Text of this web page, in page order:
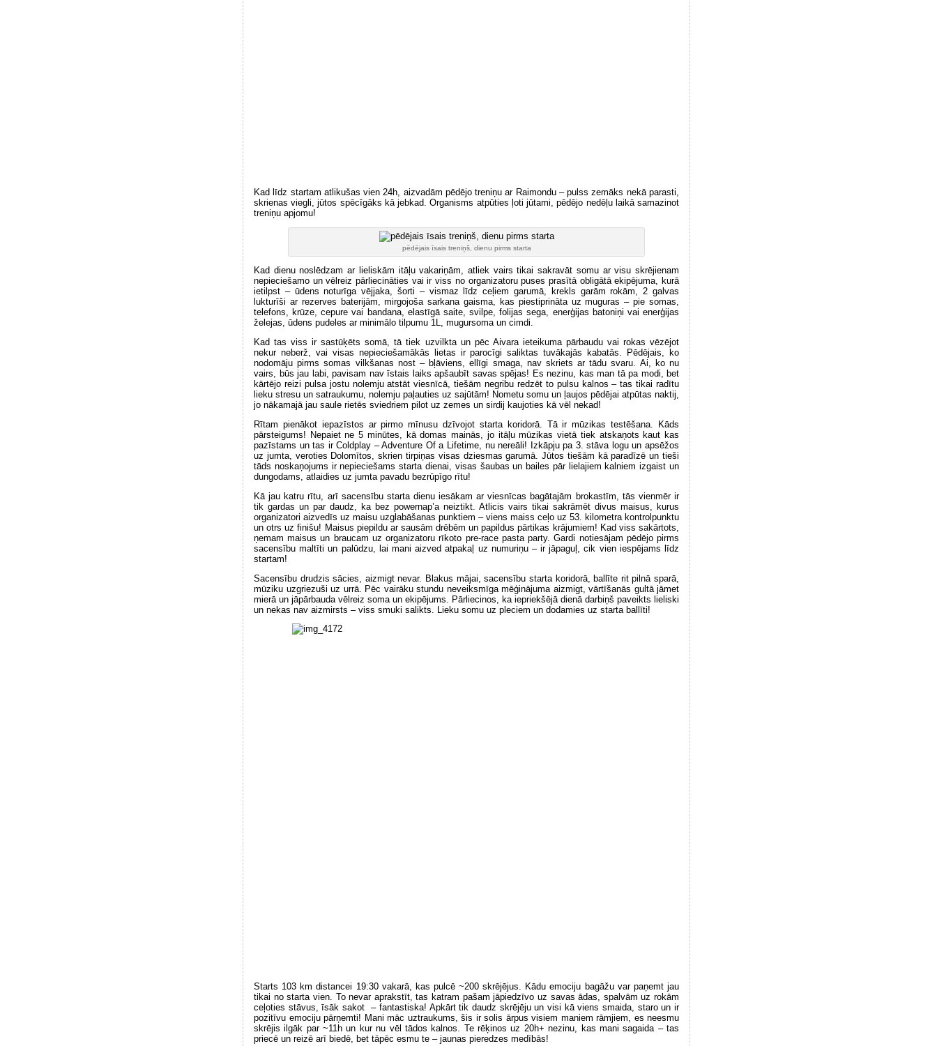
Kad līdz startam atlikušas vien 24h, aizvadām pēdējo treniņu ar Raimondu – pulss zemāks nekā parasti,
skrienas viegli, jūtos spēcīgāks kā jebkad. Organisms atpūties ļoti jūtami, pēdējo nedēļu laikā samazinot
treniņu apjomu!
pēdējais īsais treniņš, dienu pirms starta
Kad dienu noslēdzam ar lieliskām itāļu vakariņām, atliek vairs tikai sakravāt somu ar visu skrējienam
nepieciešamo un vēlreiz pārliecināties vai ir viss no organizatoru puses prasītā obligātā ekipējuma, kurā
ietilpst – ūdens noturīga vējjaka, šorti – vismaz līdz ceļiem garumā, krekls garām rokām, 2 galvas
lukturīši ar rezerves baterijām, mirgojoša sarkana gaisma, kas piestiprināta uz muguras – pie somas,
telefons, krūze, cepure vai bandana, elastīgā saite, svilpe, folijas sega, enerģijas batoniņi vai enerģijas
želejas, ūdens pudeles ar minimālo tilpumu 1L, mugursoma un cimdi.
Kad tas viss ir sastūķēts somā, tā tiek uzvilkta un pēc Aivara ieteikuma pārbaudu vai rokas vēzējot
nekur neberž, vai visas nepieciešamākās lietas ir parocīgi saliktas tuvākajās kabatās. Pēdējais, ko
nodomāju pirms somas vilkšanas nost – bļāviens, ellīgi smaga, nav skriets ar tādu svaru. Ai, ko nu
vairs, būs jau labi, pavisam nav īstais laiks apšaubīt savas spējas! Es nezinu, kas man tā pa modi, bet
kārtējo reizi pulsa jostu nolemju atstāt viesnīcā, tiešām negribu redzēt to pulsu kalnos – tas tikai radītu
lieku stresu un satraukumu, nolemju paļauties uz sajūtām! Nometu somu un ļaujos pēdējai atpūtas naktij,
jo nākamajā jau saule rietēs sviedriem pilot uz zemes un sirdij kaujoties kā vēl nekad!
Rītam pienākot iepazīstos ar pirmo mīnusu dzīvojot starta koridorā. Tā ir mūzikas testēšana. Kāds
pārsteigums! Nepaiet ne 5 minūtes, kā domas mainās, jo itāļu mūzikas vietā tiek atskaņots kaut kas
pazīstams un tas ir Coldplay – Adventure Of a Lifetime, nu nereāli! Izkāpju pa 3. stāva logu un apsēžos
uz jumta, veroties Dolomītos, skrien tirpiņas visas dziesmas garumā. Jūtos tiešām kā paradīzē un tieši
tāds noskaņojums ir nepieciešams starta dienai, visas šaubas un bailes pār lielajiem kalniem izgaist un
dungodams, atlaidies uz jumta pavadu bezrūpīgo rītu!
Kā jau katru rītu, arī sacensību starta dienu iesākam ar viesnīcas bagātajām brokastīm, tās vienmēr ir
tik gardas un par daudz, ka bez powernap’a neiztikt. Atlicis vairs tikai sakrāmēt divus maisus, kurus
organizatori aizvedīs uz maisu uzglabāšanas punktiem – viens maiss ceļo uz 53. kilometra kontrolpunktu
un otrs uz finišu! Maisus piepildu ar sausām drēbēm un papildus pārtikas krājumiem! Kad viss sakārtots,
ņemam maisus un braucam uz organizatoru rīkoto pre-race pasta party. Gardi notiesājam pēdējo pirms
sacensību maltīti un palūdzu, lai mani aizved atpakaļ uz numuriņu – ir jāpaguļ, cik vien iespējams līdz
startam!
Sacensību drudzis sācies, aizmigt nevar. Blakus mājai, sacensību starta koridorā, ballīte rit pilnā sparā,
mūziku uzgriezuši uz urrā. Pēc vairāku stundu neveiksmīga mēģinājuma aizmigt, vārtīšanās gultā jāmet
mierā un jāpārbauda vēlreiz soma un ekipējums. Pārliecinos, ka iepriekšējā dienā darbiņš paveikts lieliski
un nekas nav aizmirsts – viss smuki salikts. Lieku somu uz pleciem un dodamies uz starta ballīti!
Starts 103 km distancei 19:30 vakarā, kas pulcē ~200 skrējējus. Kādu emociju bagāžu var paņemt jau
tikai no starta vien. To nevar aprakstīt, tas katram pašam jāpiedzīvo uz savas ādas, spalvām uz rokām
ceļoties stāvus, īsāk sakot – fantastiska! Apkārt tik daudz skrējēju un visi kā viens smaida, staro un ir
pozitīvu emociju pārņemti! Mani māc uztraukums, šis ir solis ārpus visiem maniem rāmjiem, es neesmu
skrējis ilgāk par ~11h un kur nu vēl tādos kalnos. Te rēķinos uz 20h+ nezinu, kas mani sagaida – tas
priecē un reizē arī biedē, bet tāpēc esmu te – jaunas pieredzes medībās!